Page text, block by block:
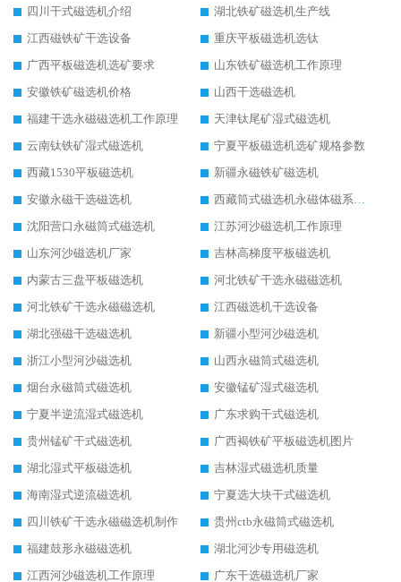
四川干式磁选机介绍
湖北铁矿磁选机生产线
江西磁铁矿干选设备
重庆平板磁选机选钛
广西平板磁选机选矿要求
山东铁矿磁选机工作原理
安徽铁矿磁选机价格
山西干选磁选机
福建干选永磁磁选机工作原理
天津钛尾矿湿式磁选机
云南钛铁矿湿式磁选机
宁夏平板磁选机选矿规格参数
西藏1530平板磁选机
新疆永磁铁矿磁选机
安徽永磁干选磁选机
西藏筒式磁选机永磁体磁系设计
沈阳营口永磁筒式磁选机
江苏河沙磁选机工作原理
山东河沙磁选机厂家
吉林高梯度平板磁选机
内蒙古三盘平板磁选机
河北铁矿干选永磁磁选机
河北铁矿干选永磁磁选机
江西磁选机干选设备
湖北强磁干选磁选机
新疆小型河沙磁选机
浙江小型河沙磁选机
山西永磁筒式磁选机
烟台永磁筒式磁选机
安徽锰矿湿式磁选机
宁夏半逆流湿式磁选机
广东求购干式磁选机
贵州锰矿干式磁选机
广西褐铁矿平板磁选机图片
湖北湿式平板磁选机
吉林湿式磁选机质量
海南湿式逆流磁选机
宁夏选大块干式磁选机
四川铁矿干选永磁磁选机制作
贵州ctb永磁筒式磁选机
福建鼓形永磁磁选机
湖北河沙专用磁选机
江西河沙磁选机工作原理
广东干选磁选机厂家